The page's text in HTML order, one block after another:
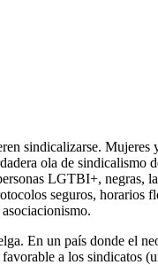
sindicalizarse.
ola de sindicalismo
LGTBI+, negras,
seguros,
En un país donde el
a los sindicatos